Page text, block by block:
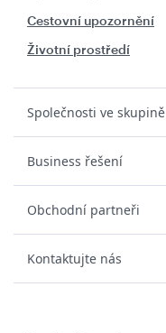
Cestovní upozornění
Životní prostředí
Společnosti ve skupině
Business řešení
Obchodní partneři
Kontaktujte nás